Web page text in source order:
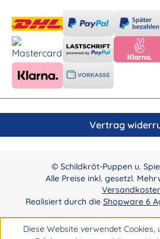
Vertrag
© Schildkröt-Puppen u.
Alle Preise inkl. gesetzl.
Realisiert durch die Shopware 6
Diese Website verwendet